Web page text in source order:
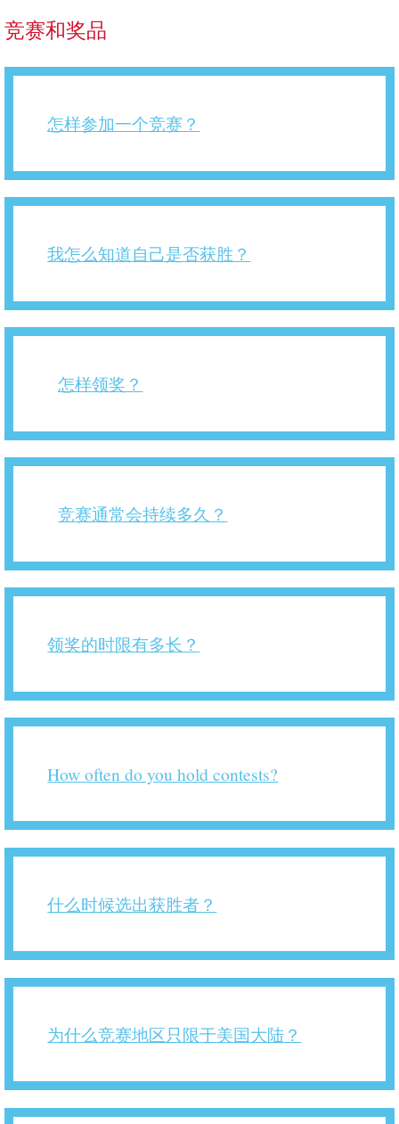
竞赛和奖品
怎样参加一个竞赛？
我怎么知道自己是否获胜？
怎样领奖？
竞赛通常会持续多久？
领奖的时限有多长？
How often do you hold contests?
什么时候选出获胜者？
为什么竞赛地区只限于美国大陆？